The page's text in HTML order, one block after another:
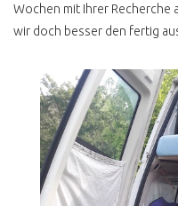
Wochen mit Ihrer Recherche
wir doch besser den fertig